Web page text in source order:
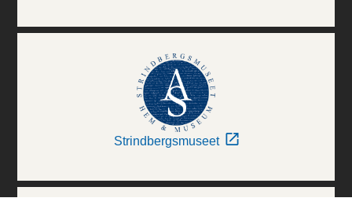
Strindbergsmuseet